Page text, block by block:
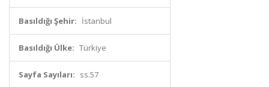
Basıldığı Şehir: İstanbul
Basıldığı Ülke: Türkiye
Sayfa Sayıları: ss.57